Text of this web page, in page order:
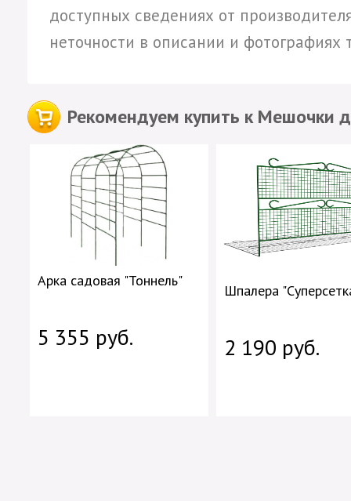
доступных сведениях от
неточности в описании и фотографиях
Рекомендуем купить к Мешочки
Арка садовая "Тоннель"
5 355 руб.
Шпалера
2 190 руб.